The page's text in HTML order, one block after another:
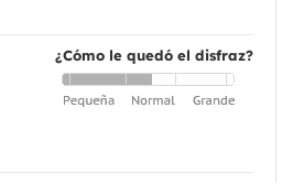
¿Cómo le quedó el disfraz?